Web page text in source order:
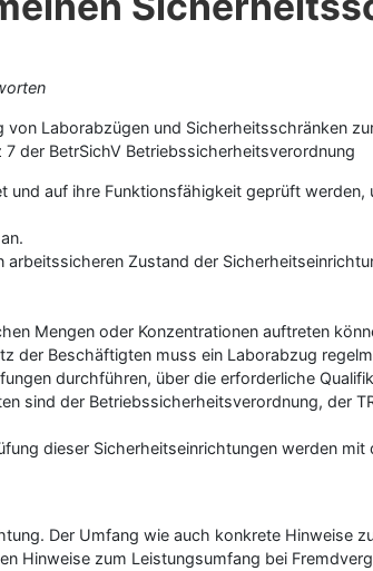
Laborabzügen und Sicherheitsschränken
der BetrSichV Betriebssicherheitsverordnung
auf ihre Funktionsfähigkeit geprüft werden,
Zustand der
Mengen oder Konzentrationen auftreten
der Beschäftigten muss ein Laborabzug
durchführen, über die erforderliche
sind der Betriebssicherheitsverordnung, der
dieser Sicherheitseinrichtungen werden mit
Der Umfang wie auch konkrete Hinweise
Hinweise zum Leistungsumfang bei